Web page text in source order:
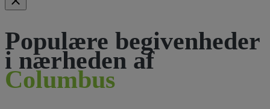
Populære begivenheder
i nærheden af
Columbus